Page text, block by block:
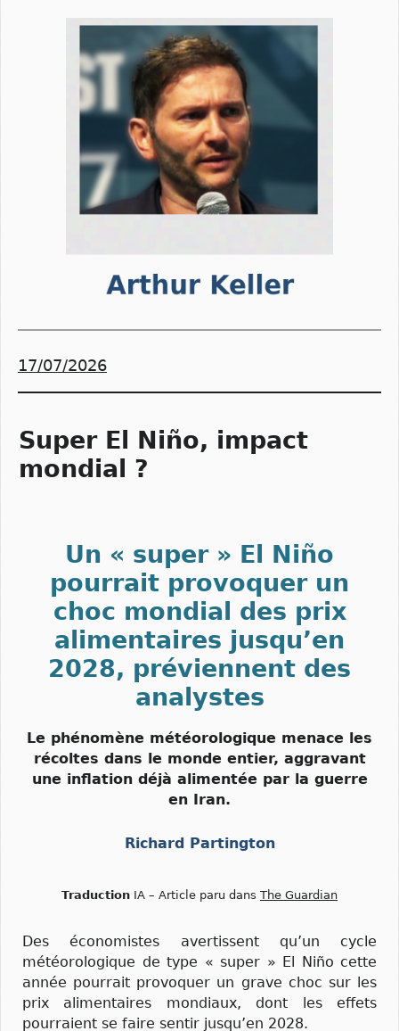
17/07/2026
Super El Niño, impact
mondial ?
Un « super » El Niño
pourrait provoquer un
choc mondial des prix
alimentaires jusqu’en
2028, préviennent des
analystes
Le phénomène météorologique menace les
récoltes dans le monde entier, aggravant
une inflation déjà alimentée par la guerre
en Iran.
Richard Partington
Traduction IA – Article paru dans The Guardian
Des économistes avertissent qu’un cycle
météorologique de type « super » El Niño cette
année pourrait provoquer un grave choc sur les
prix alimentaires mondiaux, dont les effets
pourraient se faire sentir jusqu’en 2028.